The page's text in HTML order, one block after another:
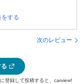
をする
次のレビュー
登録して投稿すると、carview!